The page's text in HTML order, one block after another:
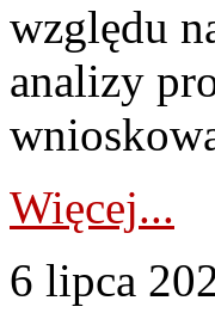
względu
analizy
Więcej...
6 lipca